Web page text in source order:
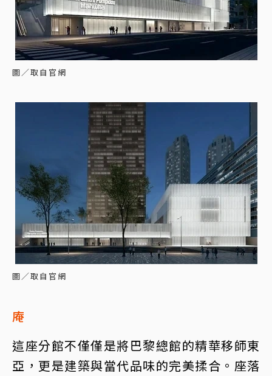
圖／取自官網
圖／取自官網
庵
這座分館不僅僅是將巴黎總館的精華移師東
亞，更是建築與當代品味的完美揉合。座落